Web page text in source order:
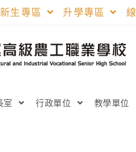
新生專區 升學專區
室 行政單位 教學單位